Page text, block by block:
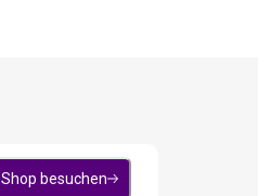
Shop besuchen